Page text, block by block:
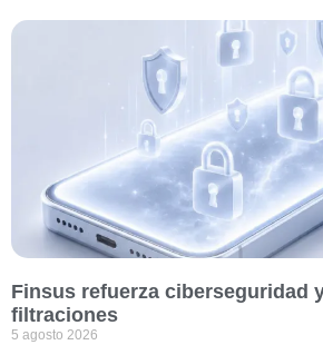
Finsus refuerza ciberseguridad
filtraciones
5 agosto 2026